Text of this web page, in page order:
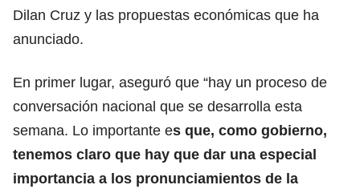
Dilan Cruz y las propuestas económicas que ha
anunciado.
En primer lugar, aseguró que “hay un proceso de
conversación nacional que se desarrolla esta
semana. Lo importante es que, como gobierno,
tenemos claro que hay que dar una especial
importancia a los pronunciamientos de la